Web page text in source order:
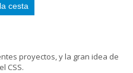
proyectos, y la gran idea de
CSS.